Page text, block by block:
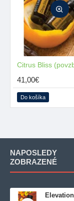
41,00€
Do košíka
NAPOSLEDY
ZOBRAZENÉ